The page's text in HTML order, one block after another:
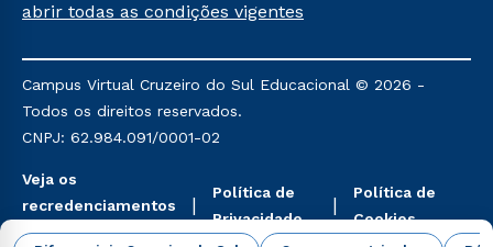
Já para as demais, a taxa de matrícula será de R$
mencionadas são referentes aos cursos: Ensino
Religioso, Geografia para a Docência e Metodologia
do Ensino de História: Questões Atuais.
abrir todas as condições vigentes
Campus Virtual Cruzeiro do Sul Educacional © 2026 -
Todos os direitos reservados.
CNPJ: 62.984.091/0001-02
Veja os
recredenciamentos
aqui
Política de
Privacidade
Política de
Cookies